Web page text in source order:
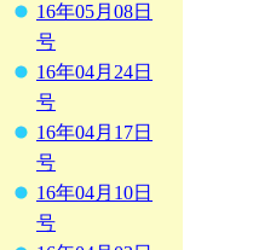
16年05月08日
号
16年04月24日
号
16年04月17日
号
16年04月10日
号